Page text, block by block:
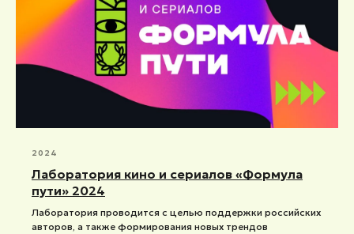
2024
Лаборатория кино и сериалов «Формула
пути» 2024
Лаборатория проводится с целью поддержки российских
авторов, а также формирования новых трендов